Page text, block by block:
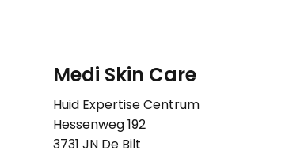
Medi Skin Care
Huid Expertise Centrum
Hessenweg 192
3731 JN De Bilt